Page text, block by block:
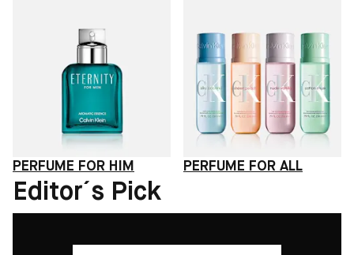
PERFUME FOR HIM PERFUME FOR ALL
Editor´s Pick